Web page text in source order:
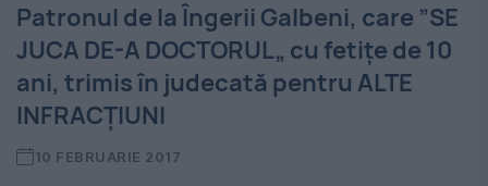
Patronul de la Îngerii Galbeni, care ”SE
JUCA DE-A DOCTORUL„ cu fetițe de 10
ani, trimis în judecată pentru ALTE
INFRACȚIUNI
10 FEBRUARIE 2017